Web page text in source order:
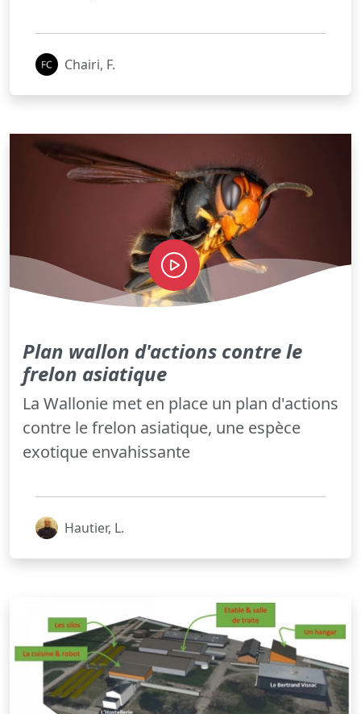
Chairi, F.
Plan wallon d'actions contre le
frelon asiatique
La Wallonie met en place un plan d'actions
contre le frelon asiatique, une espèce
exotique envahissante
Hautier, L.